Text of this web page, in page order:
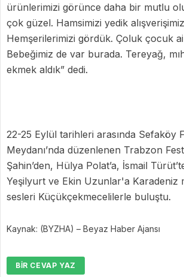
ürünlerimizi görünce daha bir mutlu
çok güzel. Hamsimizi yedik
Hemşerilerimizi gördük. Çoluk çocuk
Bebeğimiz de var burada. Tereyağ,
ekmek aldık” dedi.
22-25 Eylül tarihleri arasında Sefaköy
Meydanı’nda düzenlenen Trabzon
Şahin’den, Hülya Polat’a, İsmail
Yeşilyurt ve Ekin Uzunlar'a Karadeniz
sesleri Küçükçekmecelilerle buluştu.
Kaynak: (BYZHA) – Beyaz Haber Ajansı
BIR CEVAP YAZ